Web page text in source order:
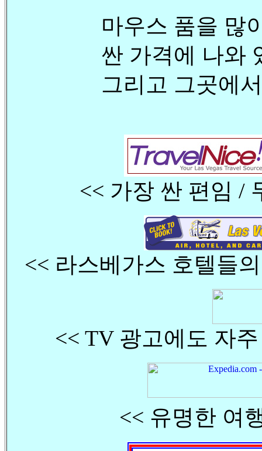
마우스 품을 많
싼 가격에 나와
그리고 그곳에
<< 가장 싼 편임 /
<< 라스베가스 호텔들
<< TV 광고에도 자
<< 유명한 여